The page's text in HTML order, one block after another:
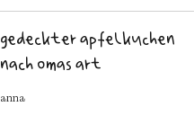
gedeckter apfelkuchen
nach omas art
anna